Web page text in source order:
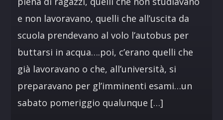
e non lavoravano, quelli che all’uscita da
scuola prendevano al volo l’autobus per
buttarsi in acqua….poi, c’erano quelli che
già lavoravano o che, all’università, si
preparavano per gl’imminenti esami…un
sabato pomeriggio qualunque […]